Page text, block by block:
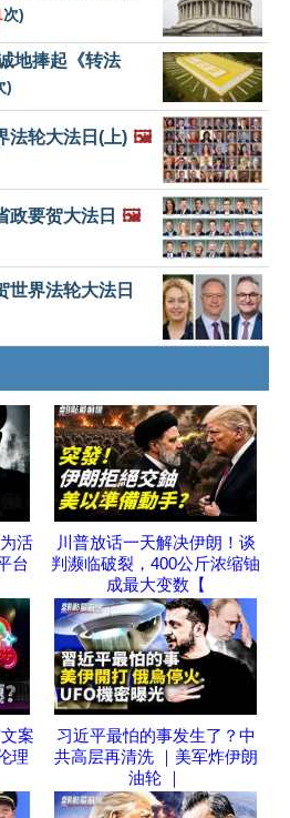
次)
地捧起《转法
)
法轮大法日(上) 🖼️
政要贺大法日 🖼️
世界法轮大法日
活
台
川普放话一天解决伊朗！谈
判濒临破裂，400公斤浓缩铀
成最大变数【
案
理
习近平最怕的事发生了？中
共高层再清洗 ｜美军炸伊朗
油轮 ｜